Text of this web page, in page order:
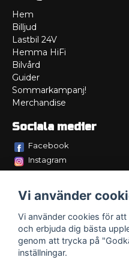
Hem
Billjud
Lastbil 24V
Hemma HiFi
Bilvård
Guider
Sommarkampanj!
Merchandise
Sociala medier
Facebook
Instagram
Vi använder
Vi använder cookies för
och erbjuda dig bästa
genom att trycka på
inställningar.